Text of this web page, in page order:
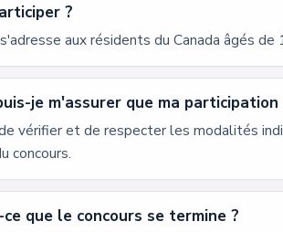
?
aux résidents du Canada âgés de
je m'assurer que ma
vérifier et de respecter les modalités
concours.
que le concours se termine ?